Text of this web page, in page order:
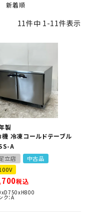
新着順
11件中 1-11件表示
製
機 冷凍コールドテーブル
A
立店
中古品
税込
ク：A